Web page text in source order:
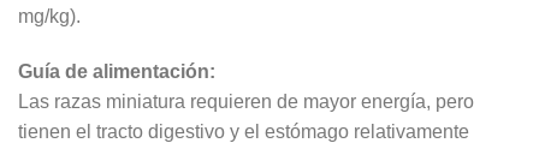
mg/kg).
Guía de alimentación:
Las razas miniatura requieren de mayor energía, pero
tienen el tracto digestivo y el estómago relativamente